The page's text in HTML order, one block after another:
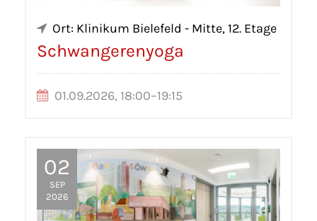
Ort: Klinikum Bielefeld - Mitte, 12. Etage
Schwangerenyoga
01.09.2026, 18:00–19:15
02
SEP
2026